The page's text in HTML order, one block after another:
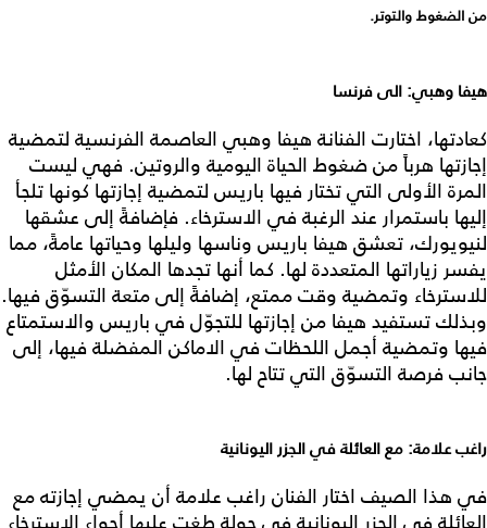
من الضغوط والتوتر.
هيفا وهبي: الى فرنسا
كعادتها، اختارت الفنانة هيفا وهبي العاصمة الفرنسية لتمضية
إجازتها هرباً من ضغوط الحياة اليومية والروتين. فهي ليست
المرة الأولى التي تختار فيها باريس لتمضية إجازتها كونها تلجأ
إليها باستمرار عند الرغبة في الاسترخاء. فإضافةً إلى عشقها
لنيويورك، تعشق هيفا باريس وناسها وليلها وحياتها عامةً، مما
يفسر زياراتها المتعددة لها. كما أنها تجدها المكان الأمثل
للاسترخاء وتمضية وقت ممتع، إضافةً إلى متعة التسوّق فيها.
وبذلك تستفيد هيفا من إجازتها للتجوّل في باريس والاستمتاع
فيها وتمضية أجمل اللحظات في الاماكن المفضلة فيها، إلى
جانب فرصة التسوّق التي تتاح لها.
راغب علامة: مع العائلة في الجزر اليونانية
في هذا الصيف اختار الفنان راغب علامة أن يمضي إجازته مع